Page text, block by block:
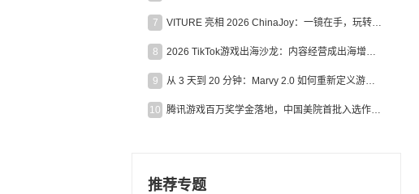
7 VITURE 亮相 2026 ChinaJoy：一镜在手，玩转全场！
8 2026 TikTok游戏出海沙龙：内容经营成出海增长新引擎
9 从 3 天到 20 分钟：Marvy 2.0 如何重新定义游戏出海营销效率？
10 腾讯游戏百万奖学金落地，中国美院首批入选作品获业内关注
推荐专题